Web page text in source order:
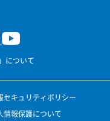
について
セキュリティポリシー
情報保護について